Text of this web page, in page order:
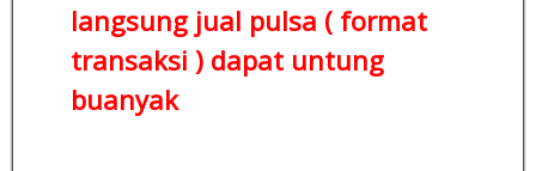
langsung jual pulsa ( format
transaksi )dapat untung
buanyak